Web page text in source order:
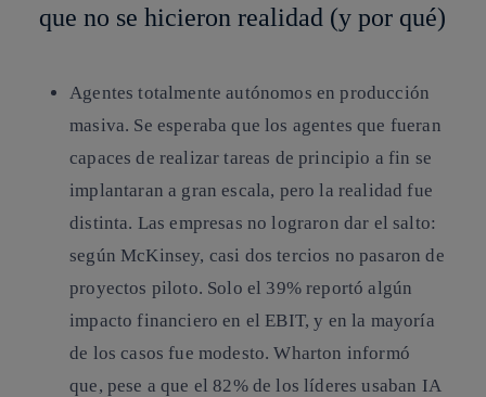
que no se hicieron realidad (y por qué)
Agentes totalmente autónomos en producción
masiva. Se esperaba que los agentes que fueran
capaces de realizar tareas de principio a fin se
implantaran a gran escala, pero la realidad fue
distinta. Las empresas no lograron dar el salto:
según McKinsey, casi dos tercios no pasaron de
proyectos piloto. Solo el 39% reportó algún
impacto financiero en el EBIT, y en la mayoría
de los casos fue modesto. Wharton informó
que, pese a que el 82% de los líderes usaban IA